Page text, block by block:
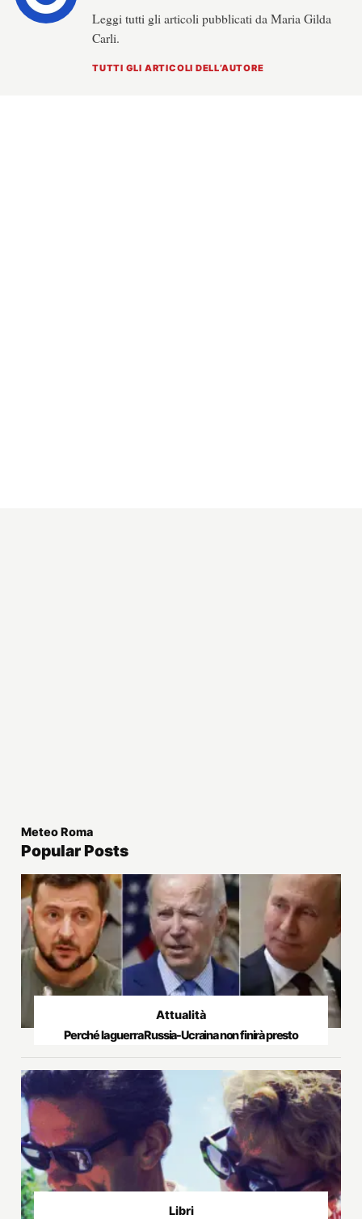
Leggi tutti gli articoli pubblicati da Maria Gilda
Carli.
TUTTI GLI ARTICOLI DELL’AUTORE
Meteo Roma
Popular Posts
Attualità
Perché la guerra Russia-Ucraina non finirà presto
Libri